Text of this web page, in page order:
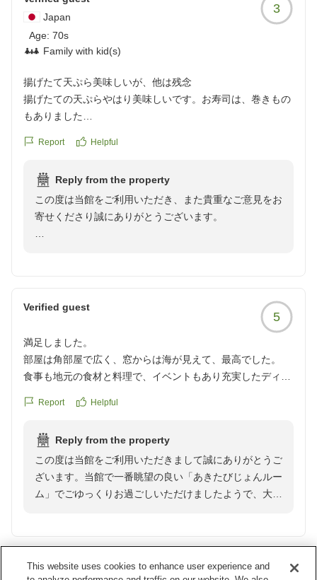
Japan
Age: 70s
Family with kid(s)
3
揚げたて天ぷら美味しいが、他は残念
揚げたての天ぷらやはり美味しいです。お寿司は、巻きもの
もありました
ギか、硬くて残念 以前は、ロビーの音響が良くてゆっくりで
つなおりますかときぃたらわからないとは スティックコーヒ
ー置いとくとかと思いました。以前、1年前を知っているの
で、夕食、ロビー、スタッフさん コストを抑えてはるのが感
じられ
クチコミの詳細はこちらから
reviewId=33123477955751
Report Helpful
Reply from the property
この度は当館をご利用いただき、また貴重なご意見をお
寄せくださり誠にありがとうございます。
して、ご期待に沿えず申し訳ございません。
また、コーヒーメーカーにつきましては、故障時に業者
へ確認したところ「復旧時期が分からない」との回答し
か得られず、お客様に明確なお伝えができなかったこ
し、以前のようにコーヒーをお楽しみいただける環境を
いただいたご意見は真摯に受け止め、改善に努めてまい
ります。またお越しいただける機会がございましたら、
より快適にお過ごしいただけるよう心を込めて準備して
Verified guest
5
満足しました。
部屋は角部屋で広く、窓からは海が見えて、最高でした。
食事も地元の食材と料理で、イベントもあり充実したディナ
やサービスも良かったです。
クチコミの詳細はこちらから
https://review.travel.rakuten.co.jp/hotel/voice/20504?
reviewId=33123477880898
Report Helpful
Reply from the property
この度は当館をご利用いただきまして誠にありがとうご
ざいます。当館で一番眺望の良い「あきたびじょんルー
ム」でごゆっくりお過ごしいただけましたようで、大変
また、お食事会場でもお楽しみいただけましたようで、
調理スタッフをはじめ、スタッフ一同大変励みになりま
Verified guest
This website uses cookies to enhance user experience and